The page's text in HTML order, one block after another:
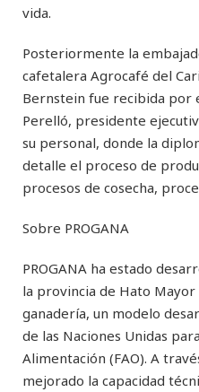
vida.
Posteriormente la
cafetalera Agrocafé del
Bernstein fue recibida por
Perelló, presidente
su personal, donde la
detalle el proceso de
procesos de cosecha,
Sobre PROGANA
PROGANA ha estado
la provincia de Hato Mayor
ganadería, un modelo
de las Naciones Unidas
Alimentación (FAO). A
mejorado la capacidad